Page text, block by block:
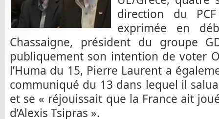
direction du
exprimée en
Chassaigne, président du groupe
publiquement son intention de voter
l’Huma du 15, Pierre Laurent a
communiqué du 13 dans lequel il
et se « réjouissait que la France ait
d’Alexis Tsipras ».